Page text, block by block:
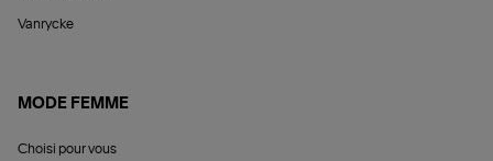
Vanrycke
MODE FEMME
Choisi pour vous